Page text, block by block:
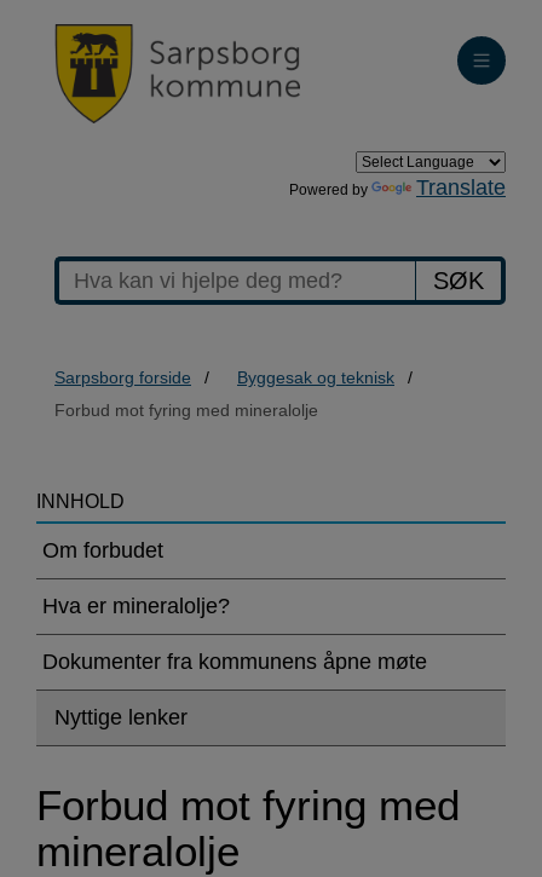
Powered by Translate
SØK
Sarpsborg forside
Byggesak og teknisk
Forbud mot fyring med mineralolje
>Forbud
mot
fyring
med
mineralolje
INNHOLD
Om forbudet
Hva er mineralolje?
Dokumenter fra kommunens åpne møte
Nyttige lenker
Forbud mot fyring med
mineralolje